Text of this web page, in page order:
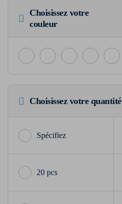
Choisissez votre
couleur
Choisissez votre quantité
20 pcs